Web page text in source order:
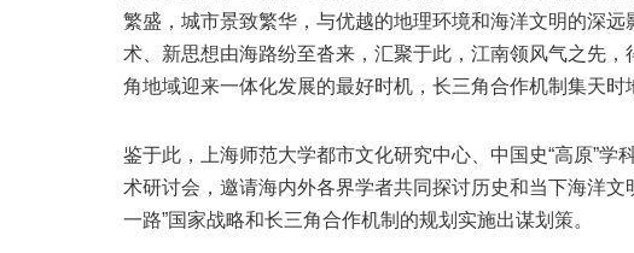
繁盛，城市景致繁华，与优越的地理环境和海洋文明的深
术、新思想由海路纷至沓来，汇聚于此，江南领风气之先，
角地域迎来一体化发展的最好时机，长三角合作机制集天时
鉴于此，上海师范大学都市文化研究中心、中国史“高原”学
术研讨会，邀请海内外各界学者共同探讨历史和当下海洋
一路”国家战略和长三角合作机制的规划实施出谋划策。